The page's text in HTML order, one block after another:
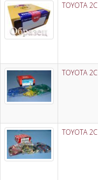
TOYOTA 2C
TOYOTA 2C
TOYOTA 2C